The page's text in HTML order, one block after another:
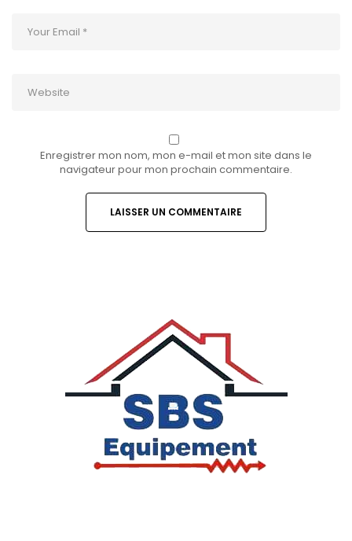
Enregistrer mon nom, mon e-mail et mon site dans le
navigateur pour mon prochain commentaire.